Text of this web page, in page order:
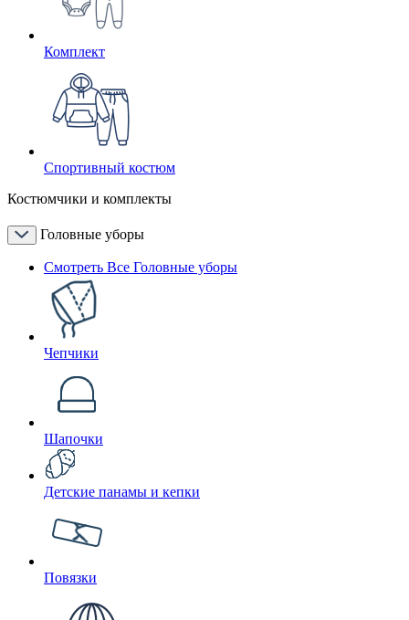
Комплект
Спортивный костюм
Костюмчики и комплекты
Головные уборы
Смотреть Все Головные уборы
Чепчики
Шапочки
Детские панамы и кепки
Повязки